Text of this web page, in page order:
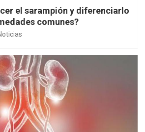
el sarampión y diferenciarlo
comunes?